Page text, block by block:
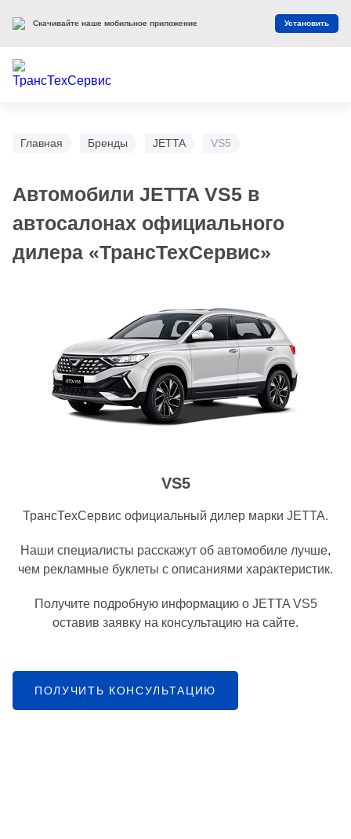
Главная Бренды JETTA VS5
Автомобили JETTA VS5 в
автосалонах официального
дилера «ТрансТехСервис»
VS5
ТрансТехСервис официальный дилер марки JETTA.
Наши специалисты расскажут об автомобиле лучше,
чем рекламные буклеты с описаниями характеристик.
Получите подробную информацию о JETTA VS5
оставив заявку на консультацию на сайте.
ПОЛУЧИТЬ КОНСУЛЬТАЦИЮ
Скачивайте наше мобильное приложение Установить